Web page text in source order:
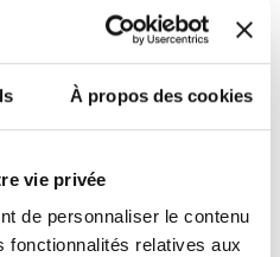
À propos des cookies
vie privée
de personnaliser le contenu
fonctionnalités relatives aux